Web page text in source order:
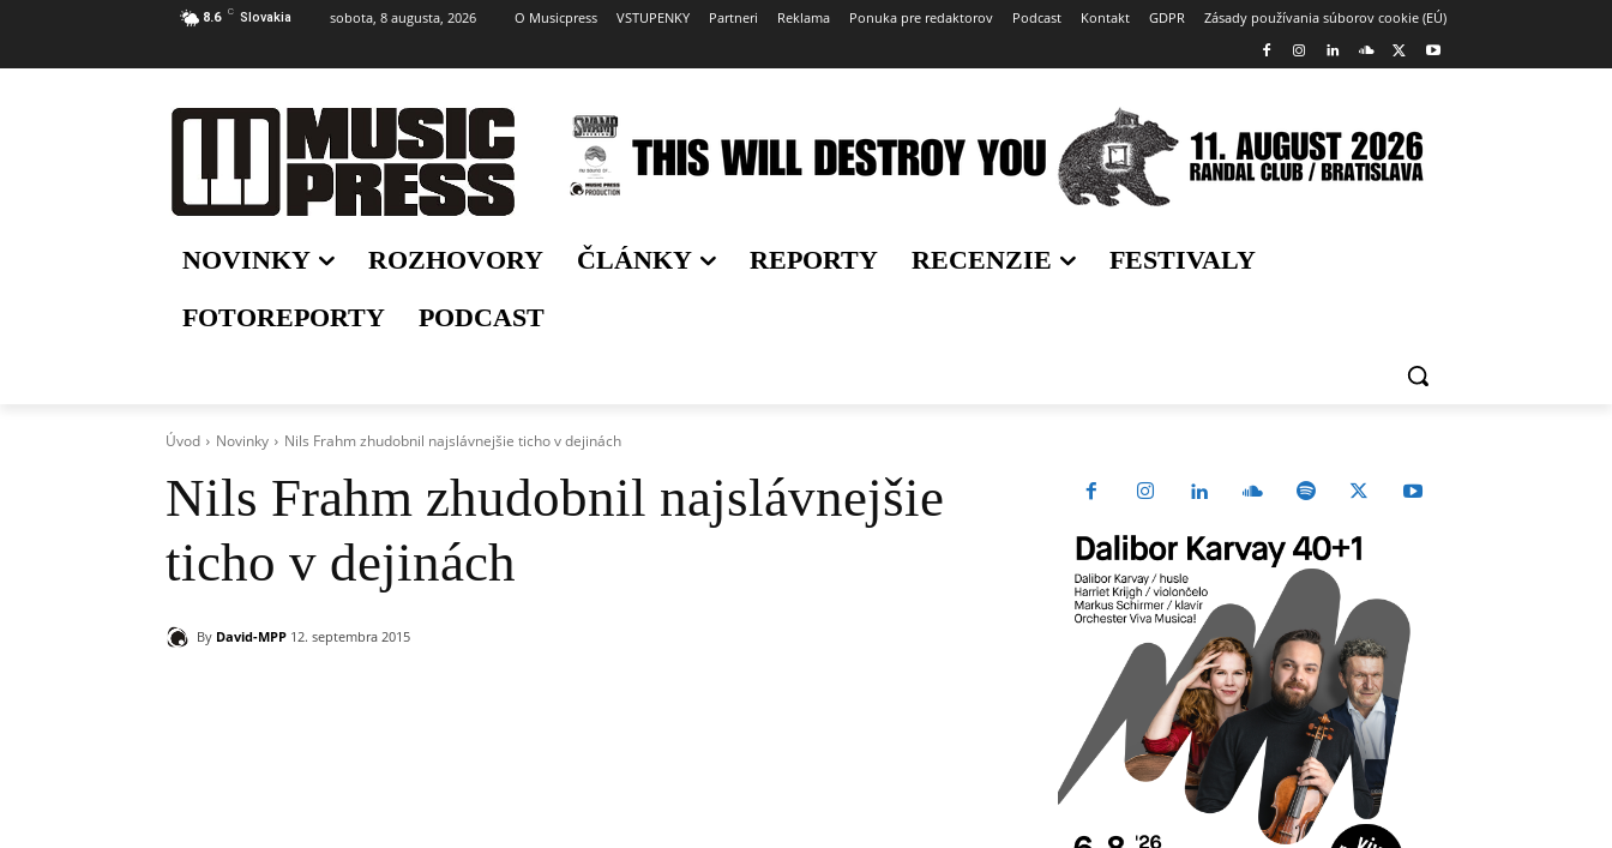
8.6 C Slovakia sobota, 8 augusta, 2026 O Musicpress VSTUPENKY Partneri Reklama Ponuka pre redaktorov Podcast Kontakt GDPR Zásady používania súborov cookie (EÚ)
NOVINKY ROZHOVORY ČLÁNKY REPORTY RECENZIE
FESTIVALY
FOTOREPORTY
PODCAST
Úvod Novinky Nils Frahm zhudobnil najslávnejšie ticho v dejinách
Nils Frahm zhudobnil najslávnejšie
ticho v dejinách
By David-MPP 12. septembra 2015